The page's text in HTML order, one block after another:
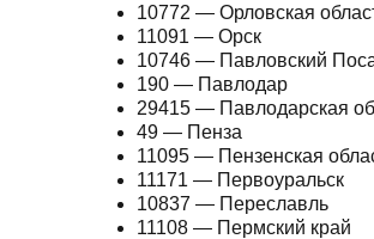
10772 — Орловская
11091 — Орск
10746 — Павловский
190 — Павлодар
29415 — Павлодарская
49 — Пенза
11095 — Пензенская
11171 — Первоуральск
10837 — Переславль
11108 — Пермский край